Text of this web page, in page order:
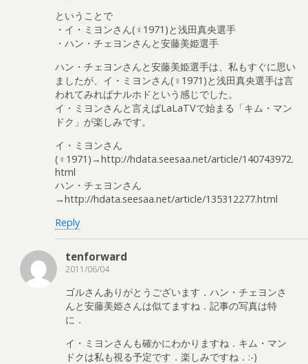
ということで
・イ・ミヨンさん(♀1971)と浅田真央選手
・ハン・チェヨンさんと安藤美姫選手
ハン・チェヨンさんと安藤美姫選手は、私もすぐに思い
ましたが、イ・ミヨンさん(♀1971)と浅田真央選手は言
われてみればナルホドという感じでした。
イ・ミヨンさんと言えばLaLaTVで始まる「キム・マン
ドク」が楽しみです。
イ・ミヨンさん
(♀1971)→http://hdata.seesaa.net/article/140743972.
html
ハン・チェヨンさん
→http://hdata.seesaa.net/article/135312277.html
Reply
tenforward
2011/06/04
ゴルさんありがとうございます．ハン・チェヨンさ
んと安藤美姫さんは似てますね．記事の写真は特
に．
イ・ミヨンさんも確かにわかりますね．キム・マン
ドクは私も視る予定です．楽しみですね．:-)